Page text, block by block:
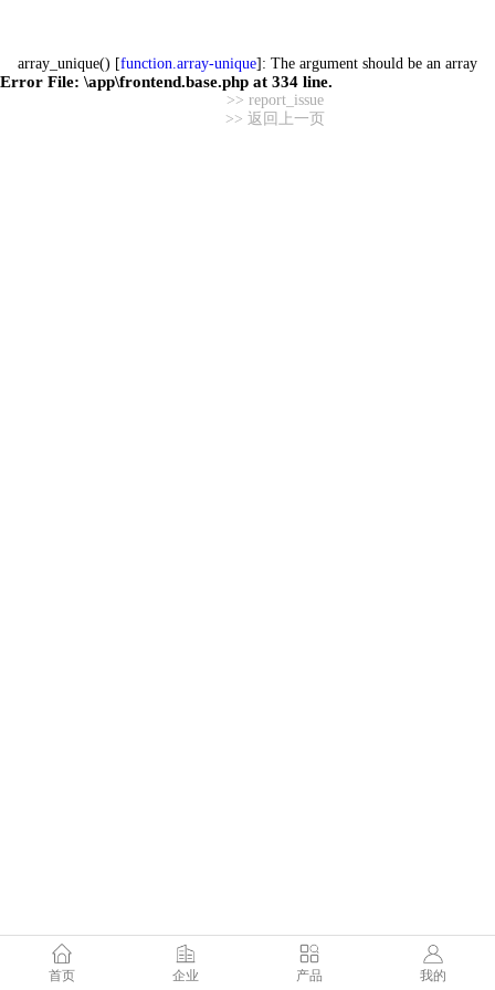
array_unique() [function.array-unique]: The argument should be an array
Error File: \app\frontend.base.php at 334 line.
>> report_issue
>> 返回上一页
首页 企业 产品 我的